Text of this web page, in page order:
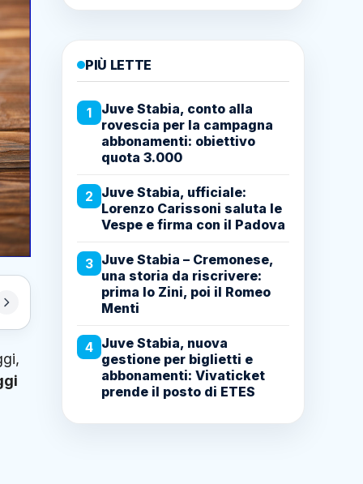
PIÙ LETTE
1
Juve Stabia, conto alla
rovescia per la campagna
abbonamenti: obiettivo
quota 3.000
2 Juve Stabia, ufficiale:
Lorenzo Carissoni saluta le
Vespe e firma con il Padova
3 Juve Stabia – Cremonese,
una storia da riscrivere:
prima lo Zini, poi il Romeo
Menti
4 Juve Stabia, nuova
gestione per biglietti e
abbonamenti: Vivaticket
prende il posto di ETES